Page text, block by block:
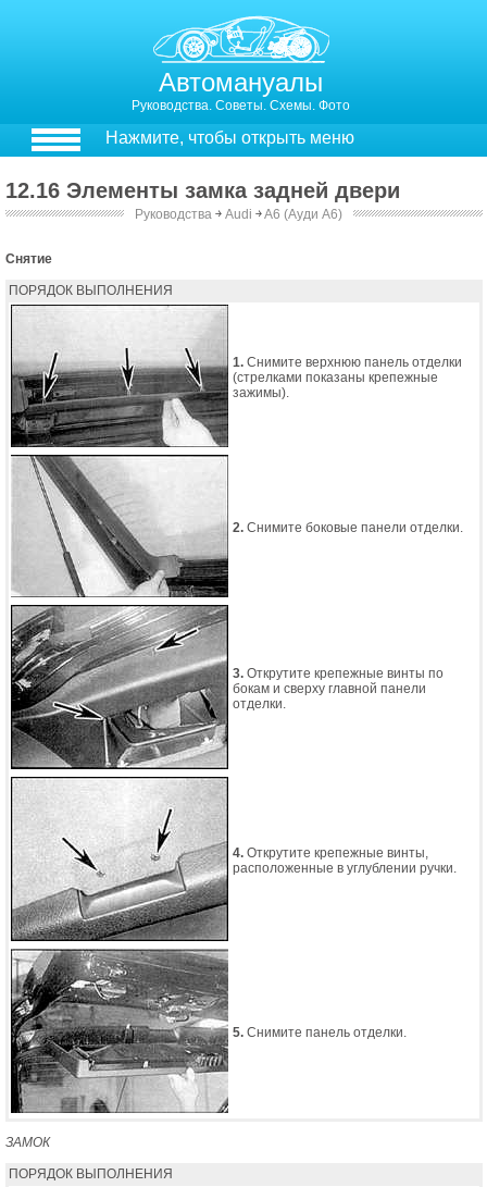
Автомануалы
Руководства. Советы. Схемы. Фото
Нажмите, чтобы открыть меню
12.16 Элементы замка задней двери
Руководства ￫ Audi ￫A6 (Ауди А6)
Снятие
ПОРЯДОК ВЫПОЛНЕНИЯ
1. Снимите верхнюю панель отделки
(стрелками показаны крепежные
зажимы).
2. Снимите боковые панели отделки.
3. Открутите крепежные винты по
бокам и сверху главной панели
отделки.
4. Открутите крепежные винты,
расположенные в углублении ручки.
5. Снимите панель отделки.
ЗАМОК
ПОРЯДОК ВЫПОЛНЕНИЯ